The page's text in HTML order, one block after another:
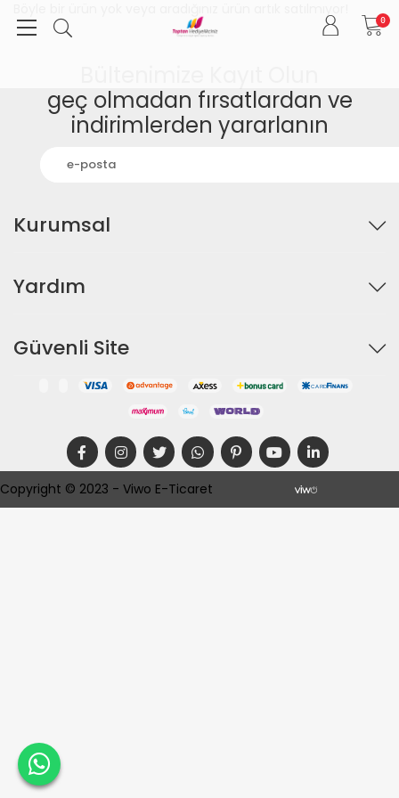
0
geç olmadan fırsatlardan ve
indirimlerden yararlanın
Kurumsal
Yardım
Güvenli Site
Copyright © 2023 - Viwo E-Ticaret